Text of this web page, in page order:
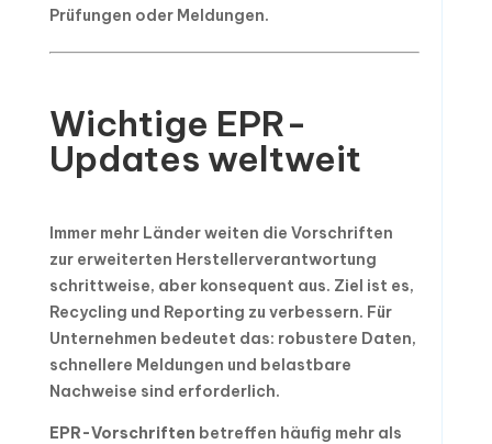
Prüfungen oder Meldungen.
Wichtige EPR-
Updates weltweit
Immer mehr Länder weiten die Vorschriften
zur erweiterten Herstellerverantwortung
schrittweise, aber konsequent aus. Ziel ist es,
Recycling und Reporting zu verbessern. Für
Unternehmen bedeutet das: robustere Daten,
schnellere Meldungen und belastbare
Nachweise sind erforderlich.
EPR-Vorschriften betreffen häufig mehr als